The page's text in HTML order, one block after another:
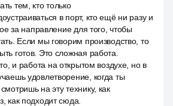
тем, кто только
в порт, кто ещё ни разу и
за направление для того, чтобы
Если мы говорим производство, то
готов. Это сложная работа.
и работа на открытом воздухе, но в
удовлетворение, когда ты
на эту технику, как
как подходит сюда.